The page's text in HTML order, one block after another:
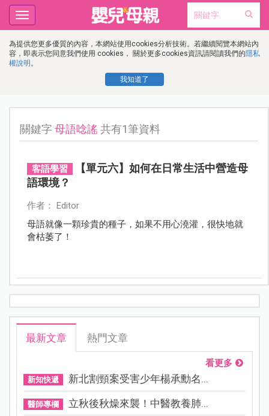
為提供您更多優質的內容，本網站使用cookies分析技術。若繼續閱覽本網站內
容，即表示您同意我們使用 cookies， 關於更多cookies資訊請閱讀我們的隱私
權說明 。
我知道了
Toggle
navigation
關鍵字母語唸謠共有1筆資料
客語學習
【單元六】如何在日常生活中營造母
語環境？
作者： Editor
母語就像一顆珍貴的種子，如果不用心澆灌，很快地就
會枯萎了！
最新文章 熱門文章
看更多
新知快遞 新北割頸案受害少年楊承勳名...
醫師專欄 立秋後秋燥來襲！中醫教養肺...